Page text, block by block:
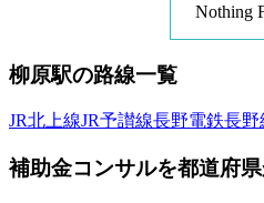
Nothing
柳原駅の路線一覧
JR北上線JR予讃線長野電鉄長野
補助金コンサルを都道府